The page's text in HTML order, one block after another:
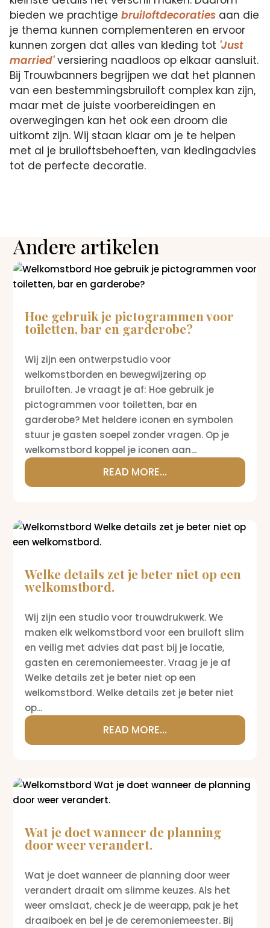
bieden we prachtigebruiloftdecoraties aan die
je thema kunnen complementeren en ervoor
kunnen zorgen dat alles van kleding tot 'Just
married'versiering naadloos op elkaar aansluit.
Bij Trouwbanners begrijpen we dat het plannen
van een bestemmingsbruiloft complex kan zijn,
maar met de juiste voorbereidingen en
overwegingen kan het ook een droom die
uitkomt zijn. Wij staan klaar om je te helpen
met al je bruiloftsbehoeften, van kledingadvies
tot de perfecte decoratie.
Andere artikelen
Hoe gebruik je pictogrammen voor
toiletten, bar en garderobe?
Wij zijn een ontwerpstudio voor
welkomstborden en bewegwijzering op
bruiloften. Je vraagt je af: Hoe gebruik je
pictogrammen voor toiletten, bar en
garderobe? Met heldere iconen en symbolen
stuur je gasten soepel zonder vragen. Op je
welkomstbord koppel je iconen aan...
READ MORE...
Welke details zet je beter niet op een
welkomstbord.
Wij zijn een studio voor trouwdrukwerk. We
maken elk welkomstbord voor een bruiloft slim
en veilig met advies dat past bij je locatie,
gasten en ceremoniemeester. Vraag je je af
Welke details zet je beter niet op een
welkomstbord. Welke details zet je beter niet
op...
READ MORE...
Wat je doet wanneer de planning
door weer verandert.
Wat je doet wanneer de planning door weer
verandert draait om slimme keuzes. Als het
weer omslaat, check je de weerapp, pak je het
draaiboek en bel je de ceremoniemeester. Bij